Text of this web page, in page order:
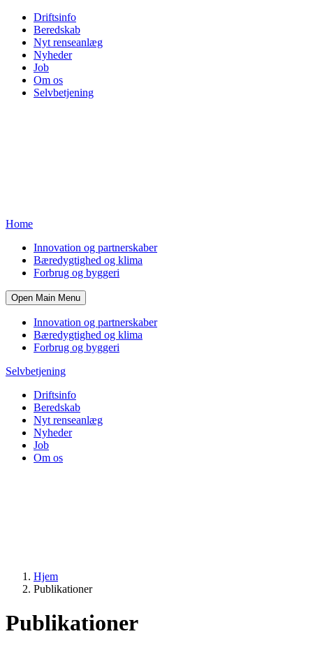
Driftsinfo
Beredskab
Nyt renseanlæg
Nyheder
Job
Om os
Selvbetjening
Home
Innovation og partnerskaber
Bæredygtighed og klima
Forbrug og byggeri
Open Main Menu
Innovation og partnerskaber
Bæredygtighed og klima
Forbrug og byggeri
Selvbetjening
Driftsinfo
Beredskab
Nyt renseanlæg
Nyheder
Job
Om os
Hjem
Publikationer
Publikationer